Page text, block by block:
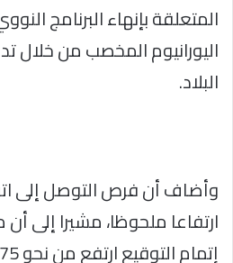
المتعلقة بإنهاء البرنامج
اليورانيوم المخصب من خلال
البلاد.
وأضاف أن فرص التوصل إلى
ارتفاعا ملحوظا، مشيرا إلى